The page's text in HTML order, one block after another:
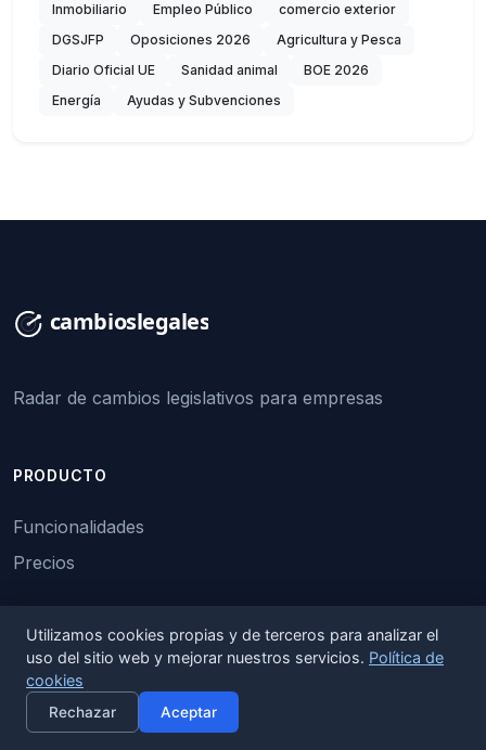
Inmobiliario
Empleo Público
comercio exterior
DGSJFP
Oposiciones 2026
Agricultura y Pesca
Diario Oficial UE
Sanidad animal
BOE 2026
Energía
Ayudas y Subvenciones
Activar alertas
Radar de cambios legislativos para empresas
PRODUCTO
Funcionalidades
Precios
EMPRESA
Sobre nosotros
Contacto
Utilizamos cookies propias y de terceros para analizar el
uso del sitio web y mejorar nuestros servicios. Política de
cookies
Rechazar Aceptar